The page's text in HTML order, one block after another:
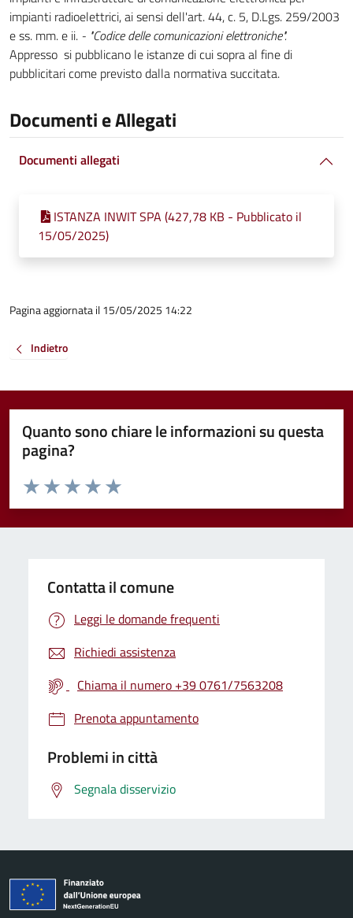
impianti radioelettrici, ai sensi dell'art. 44, c. 5, D.Lgs. 259/2003
e ss. mm. e ii. - "Codice delle comunicazioni elettroniche".
Appresso si pubblicano le istanze di cui sopra al fine di
pubblicitari come previsto dalla normativa succitata.
Documenti e Allegati
Documenti allegati
ISTANZA INWIT SPA (427,78 KB - Pubblicato il
15/05/2025)
Pagina aggiornata il 15/05/2025 14:22
Indietro
Quanto sono chiare le informazioni su questa
pagina?
Valuta da 1 a 5 stelle la pagina
Valuta 5 stelle su 5
Valuta 4 stelle su 5
Valuta 3 stelle su 5
Valuta 2 stelle su 5
Valuta 1 stelle su 5
Contatta il comune
Leggi le domande frequenti
Richiedi assistenza
Chiama il numero +39 0761/7563208
Prenota appuntamento
Problemi in città
Segnala disservizio